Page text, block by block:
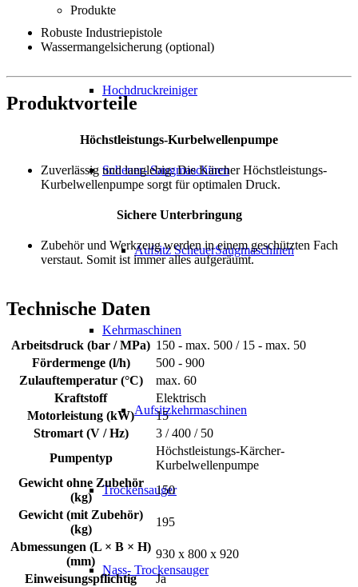
Produkte
Hochdruckreiniger
Scheuer- Saugmaschinen
Aufsitz ScheuerSaugmaschinen
Kehrmaschinen
Aufsitzkehrmaschinen
Trockensauger
Nass- Trockensauger
Robuste Industriepistole
Wassermangelsicherung (optional)
Produktvorteile
Höchstleistungs-Kurbelwellenpumpe
Zuverlässig und langlebig: Die Kärcher Höchstleistungs-
Kurbelwellenpumpe sorgt für optimalen Druck.
Sichere Unterbringung
Zubehör und Werkzeug werden in einem geschützten Fach
verstaut. Somit ist immer alles aufgeräumt.
Technische Daten
Arbeitsdruck (bar / MPa) 150 - max. 500 / 15 - max. 50
Fördermenge (l/h)
500 - 900
Zulauftemperatur (°C)
max. 60
Kraftstoff
Elektrisch
Motorleistung (kW)
15
Stromart (V / Hz)
3 / 400 / 50
Pumpentyp
Höchstleistungs-Kärcher-
Kurbelwellenpumpe
Gewicht ohne Zubehör
(kg)
150
Gewicht (mit Zubehör)
(kg)
195
Abmessungen (L × B × H)
(mm)
930 x 800 x 920
Einweisungspflichtig
Ja